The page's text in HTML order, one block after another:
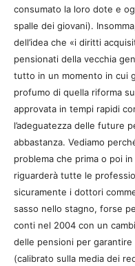
consumato la loro dote e
spalle dei giovani).
dell’idea che «i diritti
pensionati della vecchia
tutto in un momento in cui
profumo di quella riforma
approvata in tempi rapidi
l’adeguatezza delle future
abbastanza. Vediamo
problema che prima o poi
riguarderà tutte le
sicuramente i dottori
sasso nello stagno, forse
conti nel 2004 con un
delle pensioni per
(calibrato sulla media dei